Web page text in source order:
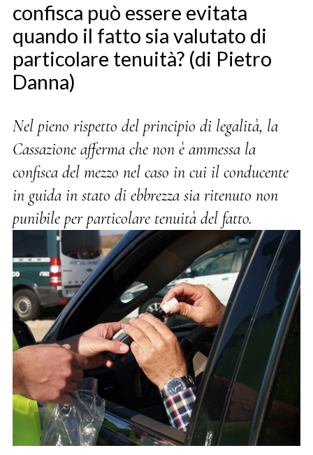
confisca può essere evitata
quando il fatto sia valutato di
particolare tenuità? (di Pietro
Danna)
Nel pieno rispetto del principio di legalità, la
Cassazione afferma che non è ammessa la
confisca del mezzo nel caso in cui il conducente
in guida in stato di ebbrezza sia ritenuto non
punibile per particolare tenuità del fatto.